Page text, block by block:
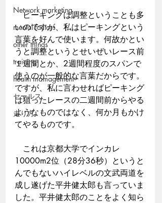
Network marketing
mental factors
other things
training
health mamagement
セールス
走り方
ピーキングは調整ということも多
いのですが、私はピーキングという
言葉を好んで使います。何故かとい
うと調整というとせいぜいレース前
１週間とか、2週間程度のスパンで
使うのが一般的な言葉だからです。
ですが、私に言わせればピーキング
は狙ったレースの二週間前からやる
ようなものではなく、何か月もかけ
てやるものです。
これは京都大学でインカレ
10000m2位（28分36秒）というと
んでもないハイレベルの文武両道を
成し遂げた平井健太郎も言っていま
した。平井健太郎のことをよく知ら